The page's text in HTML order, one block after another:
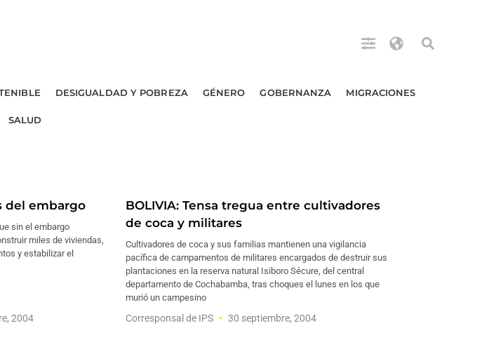
DESIGUALDAD Y POBREZA GÉNERO GOBERNANZA MIGRACIONES
SALUD
del embargo
sin el embargo
miles de viviendas,
y estabilizar el
2004
BOLIVIA: Tensa tregua entre cultivadores
de coca y militares
Cultivadores de coca y sus familias mantienen una vigilancia
pacífica de campamentos de militares encargados de destruir sus
plantaciones en la reserva natural Isiboro Sécure, del central
departamento de Cochabamba, tras choques el lunes en los que
murió un campesino
Corresponsal de IPS 30 septiembre, 2004